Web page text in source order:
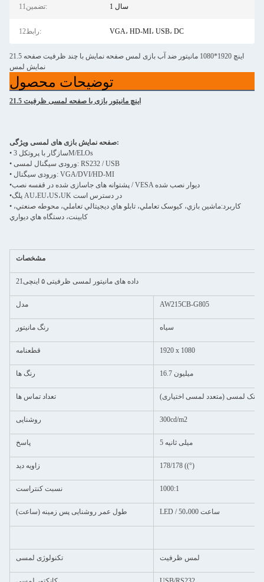
11تضمین: 1 سال
12رابط: VGA، HD-MI، USB، DC
21.5 اینچ 1920*1080 مانیتور ضد آب بازی لمس صفحه نمایش با چند ظرفیت صفحه
نمایش لمس
توضیحات محصول
21.5 اینچ مانیتور بازی با صفحه لمسی ظرفیت
صفحه نمایش بازی های لمسی ویژگی:
• سازگار با پروتکل 3M/ELOs
• ورودی سیگنال لمسی: RS232 / USB
• ورودی سیگنال: VGA/DVI/HD-MI
•
پشتوانه های جاسازی شده در قفسه نصب / VESA دیوار نصب شده
•
پلگ AU،EU،US،UK در دسترس است
• کاربرد:ماشين بازي، کيوسک تعاملي، تابلو هاي ديجيتالي تعاملي، محوطه صنعتي،
کابينت، دستگاه هاي ديواري
مشخصات
21داده های مانیتور لمسی ظرفیتی ۵ اینچی
مدل AW215CB-G805
رنگ مانیتور سیاه
قطعنامه 1920 x 1080
رنگ ها 16.7 میلیون
تعداد تماس ها تک لمسی (متعدد لمسی اختیاری)
روشنایی 300cd/m2
پاسخ 5 میلی ثانیه
زاویه دید 178/178 ((°)
نسبت کنتراست 1000:1
طول عمر روشنایی پس زمینه (ساعت) LED / 50،000 ساعت
تکنولوژی لمسی لمس ظرفیت